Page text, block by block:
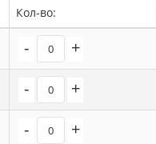
Кол-во:
- +
- +
- +